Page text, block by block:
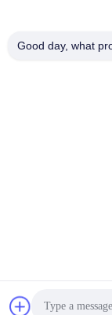
टेलीफोन
2019-2026
Good day, what